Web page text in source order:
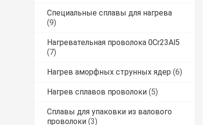
Специальные сплавы для нагрева
(9)
Нагревательная проволока 0Cr23Al5
(7)
Нагрев аморфных струнных ядер (6)
Нагрев сплавов проволоки (5)
Сплавы для упаковки из валового
проволоки (3)